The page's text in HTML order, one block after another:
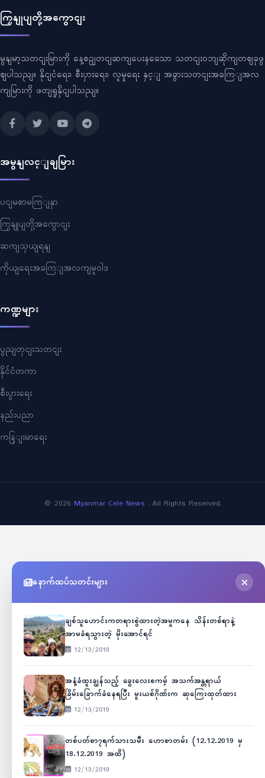
ကြှနျုပျတို့အကွောငျး
မွနျမာ့သတငျးမြားကို နေ့စဥျတငျဆကျပေးနသေော သတငျးဝဘျဆိုကျတဈခုဖွ
ဈပါသညျ။ နိုငျငံရေး၊ စီးပှားရေး၊ လူမှုရေး နှင့ျ အခွားသတငျးအခကြျအလ
ကျမြားကို ဖတျရှုနိုငျပါသညျ။
အမွနျလင့ျချမြား
ပငျမစာမကြျနှာ
ကြှနျုပျတို့အကွောငျး
ဆကျသှယျရနျ
ကိုယျရေးအခကြျအလကျမူဝါဒ
ကဏ္ဍများ
ပွညျတှငျးသတငျး
နိုင်ငံတကာ
စီးပွားရေး
နည်းပညာ
ကနြျးမာရေး
© 2026 Myanmar Cele News . All Rights Reserved.
နောက်ထပ်သတင်းများ
ချစ်သူဟောင်းကတရားစွဲထားတဲ့အမှုကနေ သိန်းတစ်ရာနဲ့
အာမခံရသွားတဲ့ မိုးအောင်ရင်
12/13/2019
အနံ့ခံထူးချွန်သည့် ခွေးလေးစကမ့် အသက်အန္တရာယ်
ခြိမ်းခြောက်ခံနေရပြီး မူးယစ်ဂိုဏ်းက ဆုကြေးထုတ်ထား
12/13/2019
တစ်ပတ်စာ၇ရက်သားသမီး ဟောစာတမ်း (12.12.2019 မှ
18.12.2019 အထိ)
12/13/2019
Unicode ဇော်ဂျီ